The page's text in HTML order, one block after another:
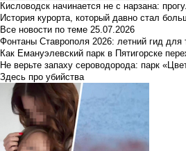
Кисловодск начинается не с нарзана:
История курорта, который давно стал
Все новости по теме 25.07.2026
Фонтаны Ставрополя 2026: летний гид для
Как Емануэлевский парк в Пятигорске
Не верьте запаху сероводорода: парк
Здесь про убийства